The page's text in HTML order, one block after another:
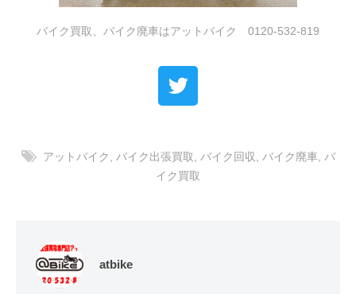
バイク買取、バイク廃車はアットバイク 0120-532-819
アットバイク , バイク出張買取 , バイク回収 , バイク廃車, バ
イク買取
atbike